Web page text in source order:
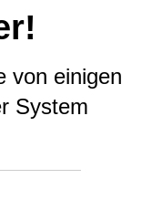
von einigen
System